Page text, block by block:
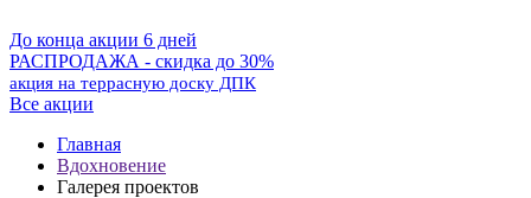
До конца акции 6 дней
РАСПРОДАЖА - скидка до 30%
акция на террасную доску ДПК
Все акции
Главная
Вдохновение
Галерея проектов